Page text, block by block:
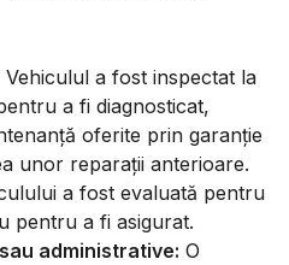
Vehiculul a fost inspectat la
a fi diagnosticat,
oferite prin garanție
unor reparații anterioare.
a fost evaluată pentru
pentru a fi asigurat.
administrative: O